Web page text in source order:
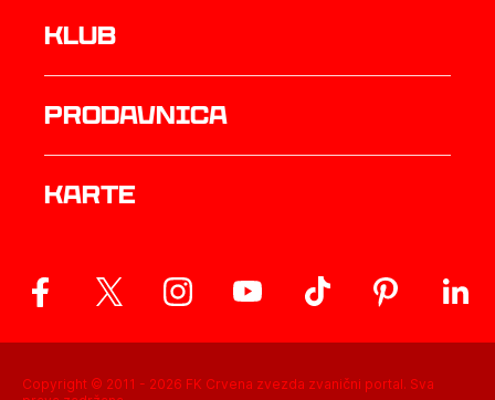
Klub
prodavnica
Karte
Copyright © 2011 - 2026 FK Crvena zvezda zvanični portal. Sva